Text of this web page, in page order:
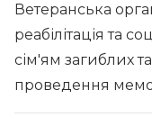
Ветеранська
реабілітація та
сім'ям загиблих
проведення